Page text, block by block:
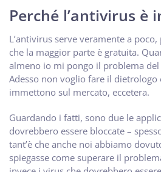
Perché l’antivirus è
L’antivirus serve veramente a
che la maggior parte è gratuita.
almeno io mi pongo il problema
Adesso non voglio fare il dietrologo
immettono sul mercato, eccetera.
Guardando i fatti, sono due le
dovrebbero essere bloccate –
tant’è che anche noi abbiamo
spiegasse come superare il